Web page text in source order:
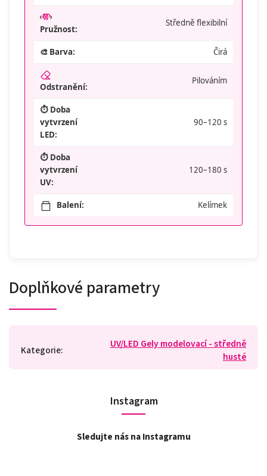
Pružnost:
Středně flexibilní
🎨 Barva: Čirá
Odstranění:
Pilováním
⏱️ Doba
vytvrzení
LED:
90–120 s
⏱️ Doba
vytvrzení
UV:
120–180 s
Balení: Kelímek
Doplňkové parametry
Kategorie:
UV/LED Gely modelovací - středně
husté
Instagram
Sledujte nás na Instagramu